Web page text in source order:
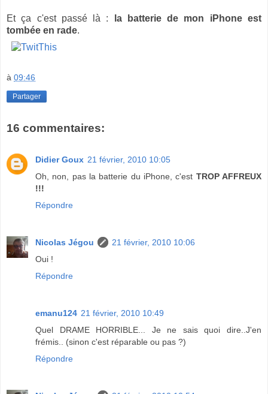
Et ça c'est passé là :
la batterie de mon iPhone est
tombée en rade.
à 09:46
Partager
16 commentaires:
Didier Goux 21 février, 2010 10:05
Oh, non, pas la batterie du iPhone, c'est TROP AFFREUX
!!!
Répondre
Nicolas Jégou
21 février, 2010 10:06
Oui !
Répondre
emanu124 21 février, 2010 10:49
Quel DRAME HORRIBLE... Je ne sais quoi dire..J'en
frémis.. (sinon c'est réparable ou pas ?)
Répondre